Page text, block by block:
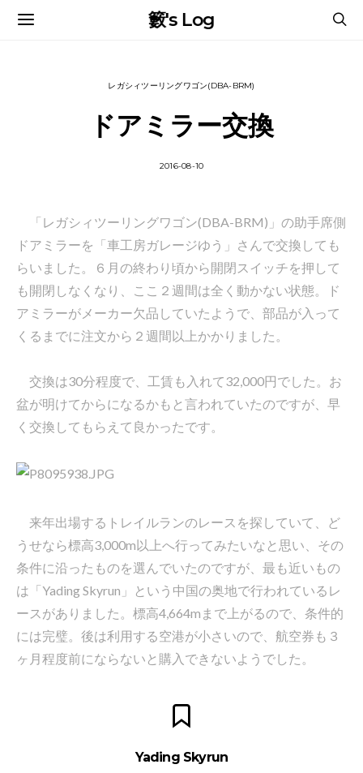
籔's Log
レガシィツーリングワゴン(DBA-BRM)
ドアミラー交換
2016-08-10
「レガシィツーリングワゴン(DBA-BRM)」の助手席側
ドアミラーを「車工房ガレージゆう」さんで交換しても
らいました。６月の終わり頃から開閉スイッチを押して
も開閉しなくなり、ここ２週間は全く動かない状態。ド
アミラーがメーカー欠品していたようで、部品が入って
くるまでに注文から２週間以上かかりました。
交換は30分程度で、工賃も入れて32,000円でした。お
盆が明けてからになるかもと言われていたのですが、早
く交換してもらえて良かったです。
来年出場するトレイルランのレースを探していて、ど
うせなら標高3,000m以上へ行ってみたいなと思い、その
条件に沿ったものを選んでいたのですが、最も近いもの
は「Yading Skyrun」という中国の奥地で行われているレ
ースがありました。標高4,664mまで上がるので、条件的
には完璧。後は利用する空港が小さいので、航空券も３
ヶ月程度前にならないと購入できないようでした。
Yading Skyrun